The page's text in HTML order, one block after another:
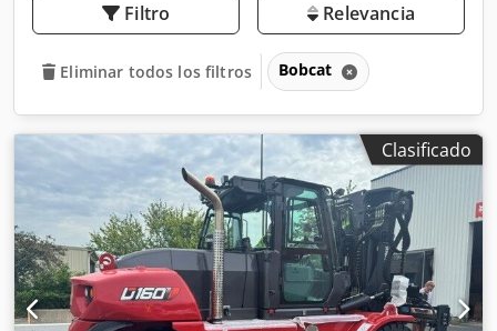
Filtro Relevancia
Eliminar todos los filtros Bobcat
Clasificado